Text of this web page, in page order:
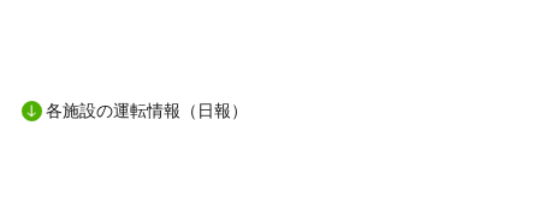
各施設の運転情報（日報）